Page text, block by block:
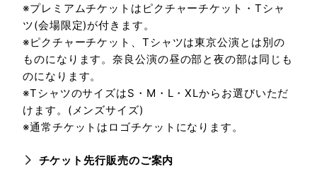
※プレミアムチケットはピクチャーチケット・Tシャ
ツ(会場限定)が付きます。
※ピクチャーチケット、Tシャツは東京公演とは別の
ものになります。奈良公演の昼の部と夜の部は同じも
のになります。
※TシャツのサイズはS・M・L・XLからお選びいただ
けます。(メンズサイズ)
※通常チケットはロゴチケットになります。
チケット先行販売のご案内